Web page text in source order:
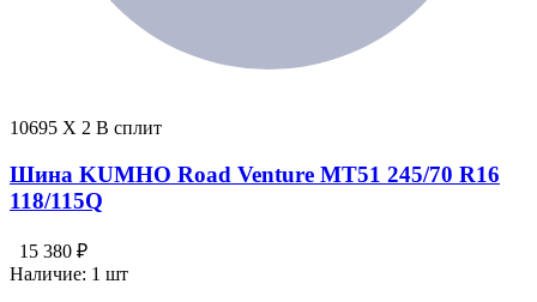
10695 X 2 В сплит
Шина KUMHO Road Venture MT51 245/70 R16
118/115Q
15 380 ₽
Наличие: 1 шт